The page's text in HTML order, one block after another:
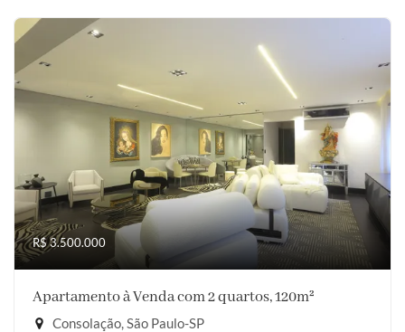
R$ 3.500.000
Apartamento à Venda com 2 quartos, 120m²
Consolação, São Paulo-SP